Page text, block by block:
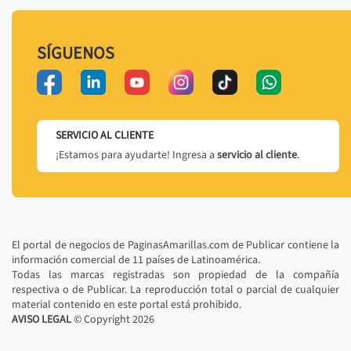
SÍGUENOS
SERVICIO AL CLIENTE
¡Estamos para ayudarte! Ingresa a servicio al cliente.
El portal de negocios de PaginasAmarillas.com de Publicar contiene la
información comercial de 11 países de Latinoamérica.
Todas las marcas registradas son propiedad de la compañía
respectiva o de Publicar. La reproducción total o parcial de cualquier
material contenido en este portal está prohibido.
AVISO LEGAL© Copyright2026